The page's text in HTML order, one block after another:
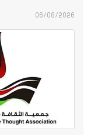
06/08/2026